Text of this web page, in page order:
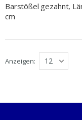
Barstößel gezahnt,
cm
Anzeigen